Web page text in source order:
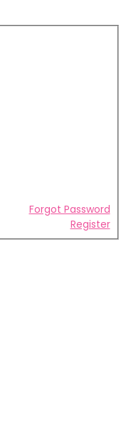
Forgot Password
Register